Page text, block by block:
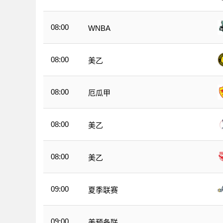
08:00 WNBA
08:00 美乙
08:00 厄瓜甲
08:00 美乙
08:00 美乙
09:00 夏季联赛
09:00